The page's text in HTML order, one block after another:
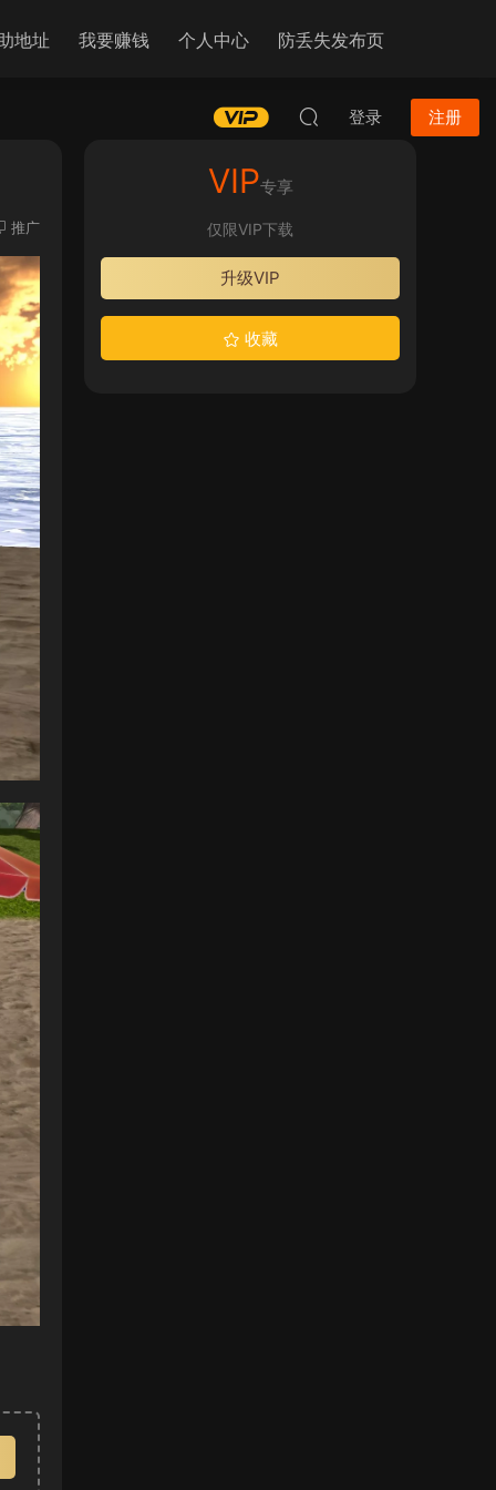
地址 我要赚钱 个人中心 防丢失发布页
登录 注册
推广
VIP专享
仅限VIP下载
升级VIP
收藏